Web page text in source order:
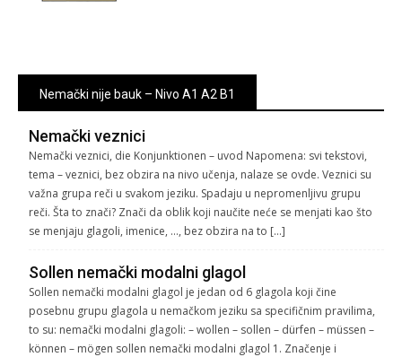
Nemački nije bauk – Nivo A1 A2 B1
Nemački veznici
Nemački veznici, die Konjunktionen – uvod Napomena: svi tekstovi,
tema – veznici, bez obzira na nivo učenja, nalaze se ovde. Veznici su
važna grupa reči u svakom jeziku. Spadaju u nepromenljivu grupu
reči. Šta to znači? Znači da oblik koji naučite neće se menjati kao što
se menjaju glagoli, imenice, …, bez obzira na to […]
Sollen nemački modalni glagol
Sollen nemački modalni glagol je jedan od 6 glagola koji čine
posebnu grupu glagola u nemačkom jeziku sa specifičnim pravilima,
to su: nemački modalni glagoli: – wollen – sollen – dürfen – müssen –
können – mögen sollen nemački modalni glagol 1. Značenje i